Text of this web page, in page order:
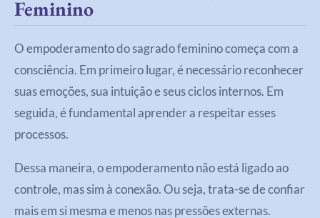
Feminino
O empoderamento do sagrado feminino começa com a
consciência. Em primeiro lugar, é necessário reconhecer
suas emoções, sua intuição e seus ciclos internos. Em
seguida, é fundamental aprender a respeitar esses
processos.
Dessa maneira, o empoderamento não está ligado ao
controle, mas sim à conexão. Ou seja, trata-se de confiar
mais em si mesma e menos nas pressões externas.